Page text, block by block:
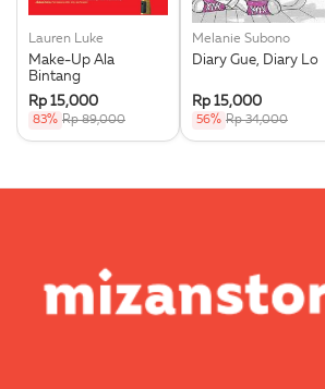
Lauren Luke
Make-Up Ala
Bintang
Rp 15,000
83% Rp 89,000
Melanie Subono
Diary Gue, Diary Lo
Rp 15,000
56% Rp 34,000